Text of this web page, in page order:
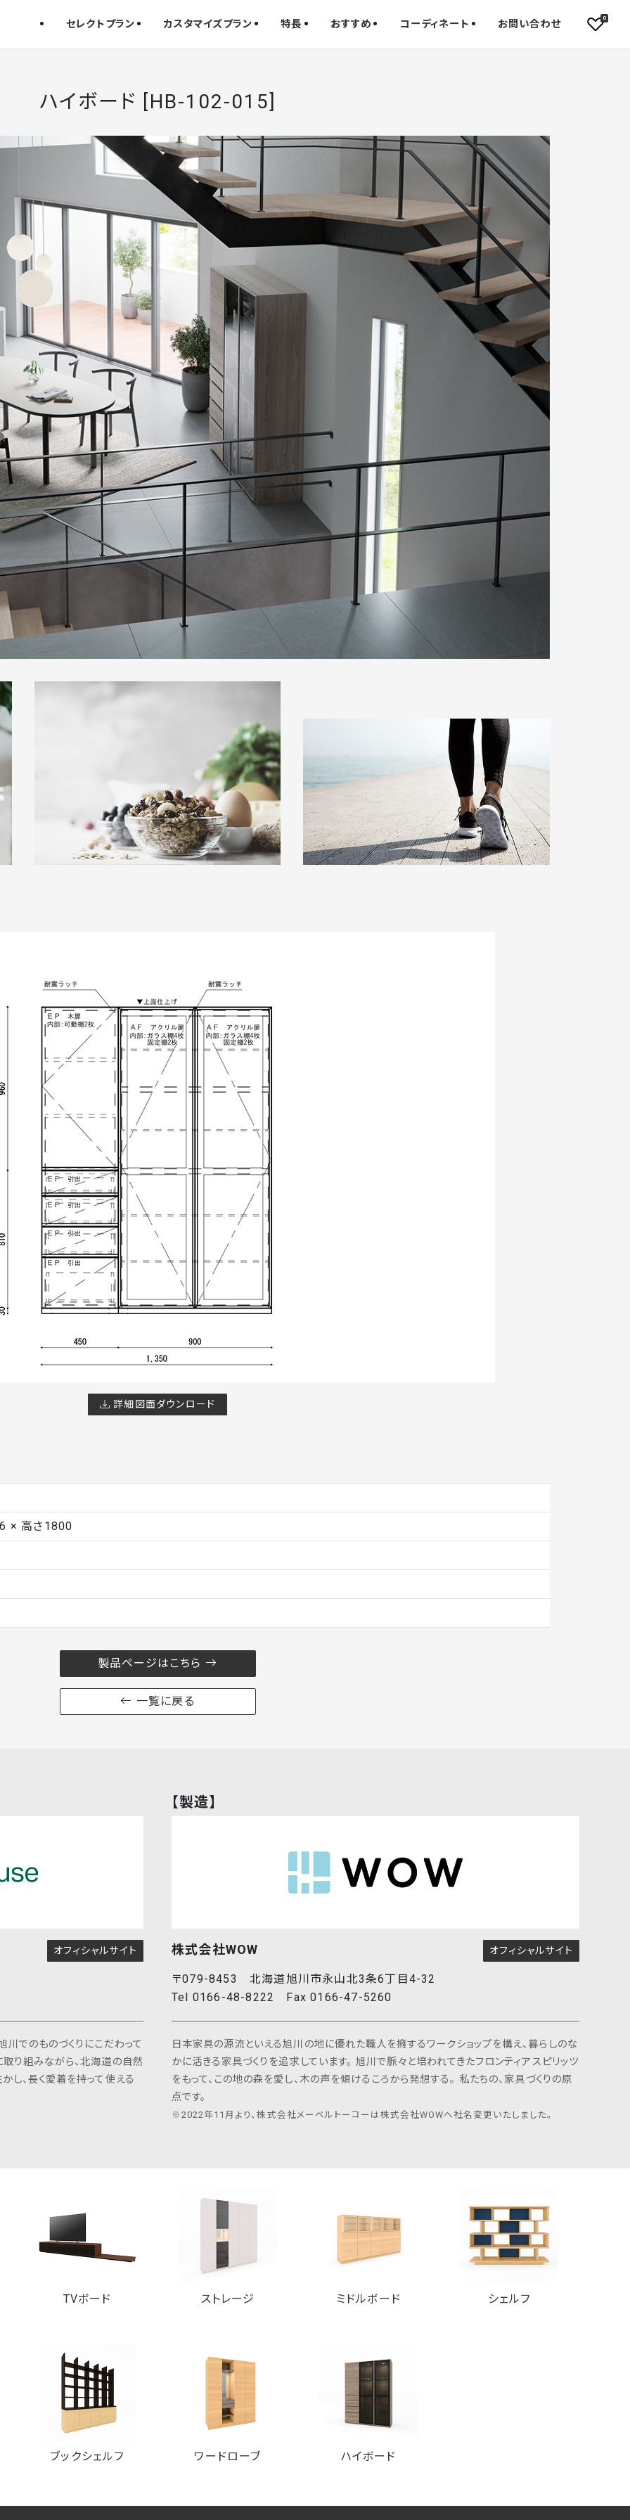
セレクトプラン カスタマイズプラン 特長 おすすめ コーディネート お問い合わせ
0
ハイボード [HB-102-015]
詳細図面ダウンロード
× 高さ1800
製品ページはこちら
一覧に戻る
オフィシャルサイト
川でのものづくりにこだわって
り組みながら、北海道の自然
し、長く愛着を持って使える
【製造】
株式会社WOW オフィシャルサイト
〒079-8453 北海道旭川市永山北3条6丁目4-32
Tel 0166-48-8222 Fax 0166-47-5260
日本家具の源流といえる旭川の地に優れた職人を擁するワークショップを構え、暮らしのな
かに活きる家具づくりを追求しています。 旭川で脈々と培われてきたフロンティアスピリッツ
をもって、この地の森を愛し、木の声を傾けるころから発想する。 私たちの、家具づくりの原
点です。
※2022年11月より、株式会社メーベルトーコーは株式会社WOWへ社名変更いたしました。
TVボード ストレージ ミドルボード シェルフ
ブックシェルフ ワードローブ ハイボード